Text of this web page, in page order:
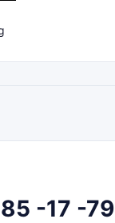
-17 -79